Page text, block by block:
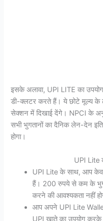
इसके अलावा, UPI LITE का
डी-क्लटर करते हैं। ये छोटे मूल्य के
सेक्शन में दिखाई देंगे। NPCI के
सभी भुगतानों का दैनिक लेन-देन
होगा।
UPI Lite
UPI Lite के साथ, आप
हैं। 200 रुपये से कम के
करने की आवश्यकता नहीं
आप अपने UPI Lite
UPI खाते का उपयोग